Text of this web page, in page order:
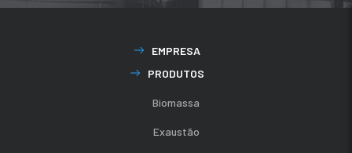
EMPRESA
PRODUTOS
Biomassa
Exaustão